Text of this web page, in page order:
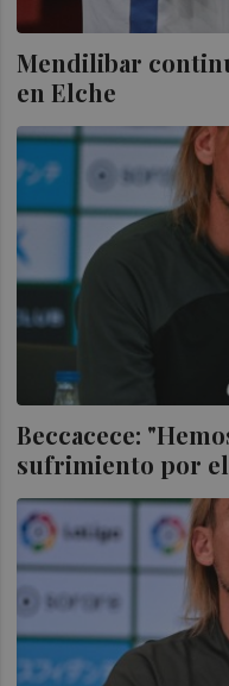
Mendilibar
en Elche
Beccacece:
sufrimiento por